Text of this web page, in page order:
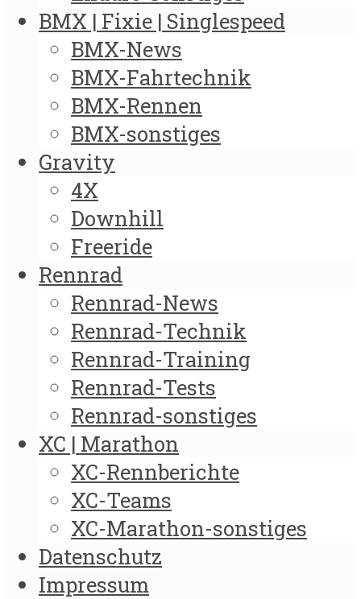
BMX | Fixie | Singlespeed
BMX-News
BMX-Fahrtechnik
BMX-Rennen
BMX-sonstiges
Gravity
4X
Downhill
Freeride
Rennrad
Rennrad-News
Rennrad-Technik
Rennrad-Training
Rennrad-Tests
Rennrad-sonstiges
XC | Marathon
XC-Rennberichte
XC-Teams
XC-Marathon-sonstiges
Datenschutz
Impressum